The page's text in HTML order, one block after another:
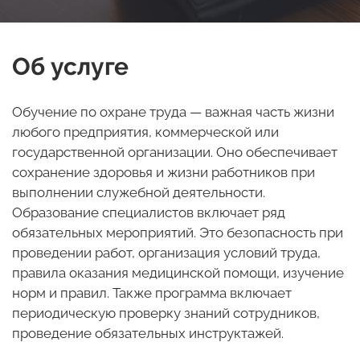
Об услуге
Обучение по охране труда — важная часть жизни
любого предприятия, коммерческой или
государственной организации. Оно обеспечивает
сохранение здоровья и жизни работников при
выполнении служебной деятельности.
Образование специалистов включает ряд
обязательных мероприятий. Это безопасность при
проведении работ, организация условий труда,
правила оказания медицинской помощи, изучение
норм и правил. Также программа включает
периодическую проверку знаний сотрудников,
проведение обязательных инструктажей.